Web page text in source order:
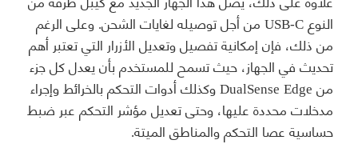
النوع USB-C من أجل توصيله لغايات الشحن. وعلى الرغم
من ذلك، فإن إمكانية تفصيل وتعديل الأزرار التي تعتبر أهم
تحديث في الجهاز، حيث تسمح للمستخدم بأن يعدل كل جزء
من DualSense Edge وكذلك أدوات التحكم بالخرائط وإجراء
مدخلات محددة عليها، وحتى تعديل مؤشر التحكم عبر ضبط
حساسية عصا التحكم والمناطق الميتة.